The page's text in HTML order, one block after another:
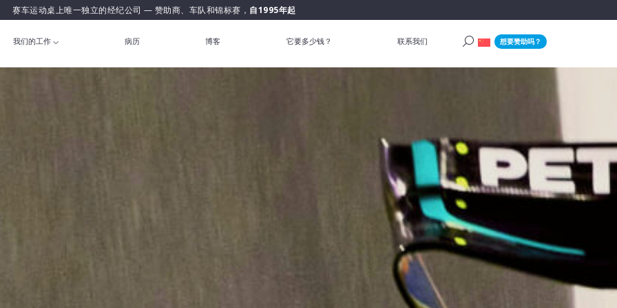
赛车运动桌上唯一独立的经纪公司 — 赞助商、车队和锦标赛， 自1995年起
我们的工作 病历 博客 它要多少钱？ 联系我们 想要赞助吗？